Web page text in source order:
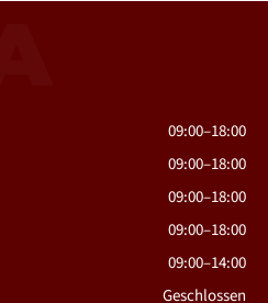
09:00–18:00
09:00–18:00
09:00–18:00
09:00–18:00
09:00–14:00
Geschlossen